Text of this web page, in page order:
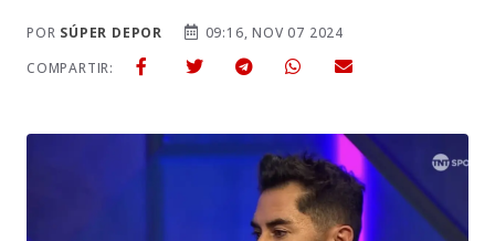
POR SÚPER DEPOR
09:16, NOV 07 2024
COMPARTIR: